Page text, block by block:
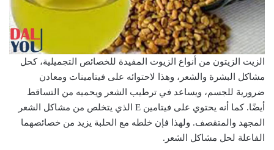
الزيت الزيتون من أنواع الزيوت المفيدة للخصائص التجميلية، كحل
مشاكل البشرة والشعر، وهذا لاحتوائه على فيتامينات ومعادن
ضرورية للجسم، ويساعد في ترطيب الشعر ويحميه من التساقط
أيضًا. كما أنه يحتوي على فيتامين E الذي يتخلص من مشاكل الشعر
المجهد والمتقصف. ولهذا فإن خلطه مع الحلبة يزيد من خصائصهما
الفاعلة لحل مشاكل الشعر.